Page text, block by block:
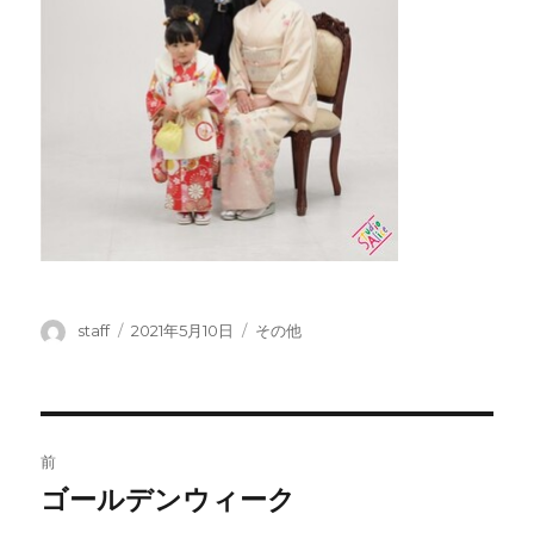
投
staff
投
2021年5月10日
カ
その他
稿
前
前
ゴールデンウィーク